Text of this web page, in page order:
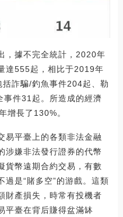
，據不完全統計，2020年
達555起，相比于2019年
詐騙/釣魚事件204起、勒
件31起。所造成的經濟
增長了130%。
易平臺上的各類非法金融
涉嫌非法發行證券的代幣
貨幣遠期合約交易，有數
過是“賭多空”的游戲。這類
財產損失，時常有投機者
平臺在背后賺得盆滿缽